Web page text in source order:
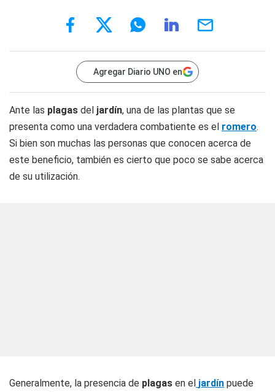
Agregar Diario UNO en
Ante las plagas del jardín, una de las plantas que se
presenta como una verdadera combatiente es el romero.
Si bien son muchas las personas que conocen acerca de
este beneficio, también es cierto que poco se sabe acerca
de su utilización.
Generalmente, la presencia de plagas en el jardín puede